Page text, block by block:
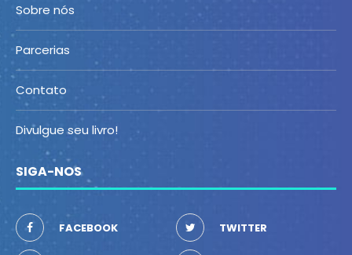
Sobre nós
Parcerias
Contato
Divulgue seu livro!
SIGA-NOS
FACEBOOK TWITTER